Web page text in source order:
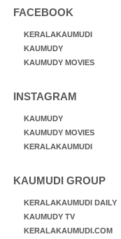
FACEBOOK
KERALAKAUMUDI
KAUMUDY
KAUMUDY MOVIES
INSTAGRAM
KAUMUDY
KAUMUDY MOVIES
KERALAKAUMUDI
KAUMUDI GROUP
KERALAKAUMUDI DAILY
KAUMUDY TV
KERALAKAUMUDI.COM